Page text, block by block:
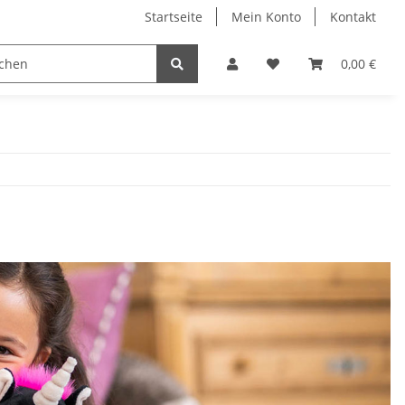
Startseite Mein Konto Kontakt
0,00 €
Gehörschutz bogar -